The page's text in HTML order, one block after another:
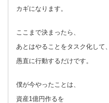
カギになります。
ここまで決まったら、
あとはやることをタスク化して、
愚直に行動するだけです。
僕が今やったことは、
資産1億円作るを